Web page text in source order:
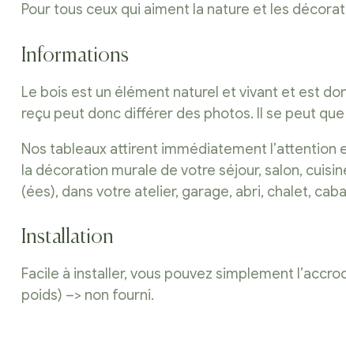
Pour tous ceux qui aiment la nature et les
Informations
Le bois est un élément naturel et vivant et est
reçu peut donc différer des photos. Il se peut
Nos tableaux attirent immédiatement l’attention
la décoration murale de votre séjour, salon,
(ées), dans votre atelier, garage, abri, chalet,
Installation
Facile à installer, vous pouvez simplement
poids) –> non fourni.